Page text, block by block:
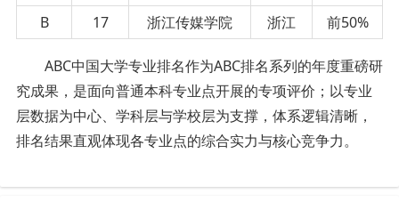
B
17 浙江传媒学院 浙江 前50%
ABC中国大学专业排名作为ABC排名系列的年度重磅研
究成果，是面向普通本科专业点开展的专项评价；以专业
层数据为中心、学科层与学校层为支撑，体系逻辑清晰，
排名结果直观体现各专业点的综合实力与核心竞争力。